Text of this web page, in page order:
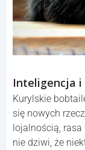
Inteligencja
Kurylskie
się nowych
lojalnością, rasa
nie dziwi, że